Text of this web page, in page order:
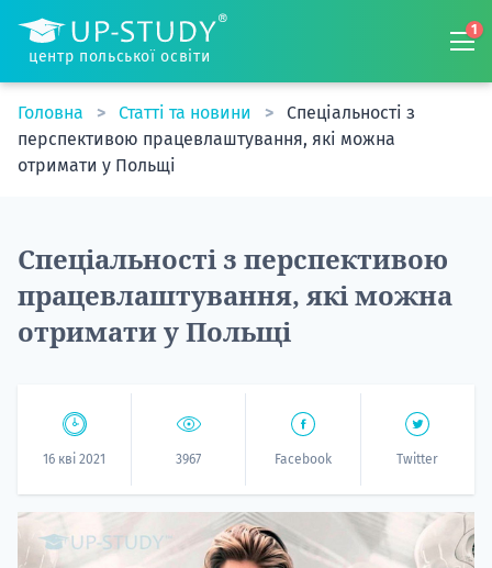
центр польської освіти
1
Головна Статті та новини
Спеціальності з
перспективою працевлаштування, які можна
отримати у Польщі
Спеціальності з перспективою
працевлаштування, які можна
отримати у Польщі
16 кві 2021 3967 Facebook Twitter